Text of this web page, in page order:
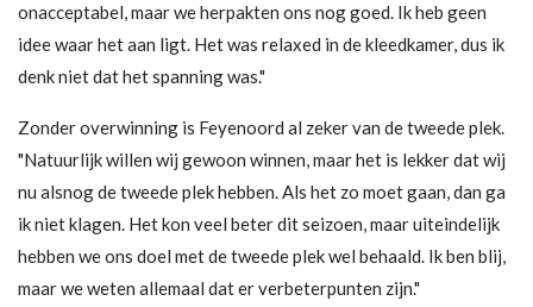
onacceptabel, maar we herpakten ons nog goed. Ik heb geen
idee waar het aan ligt. Het was relaxed in de kleedkamer, dus ik
denk niet dat het spanning was."
Zonder overwinning is Feyenoord al zeker van de tweede plek.
"Natuurlijk willen wij gewoon winnen, maar het is lekker dat wij
nu alsnog de tweede plek hebben. Als het zo moet gaan, dan ga
ik niet klagen. Het kon veel beter dit seizoen, maar uiteindelijk
hebben we ons doel met de tweede plek wel behaald. Ik ben blij,
maar we weten allemaal dat er verbeterpunten zijn."